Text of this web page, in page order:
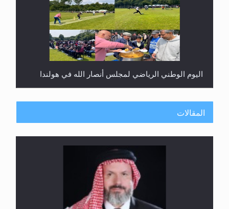
اليوم الوطني الرياضي لمجلس أنصار الله في هولندا
إتمام حفظ القرآن الكريم لثلاثة طلاب من مدرسة الحفظ
المقالات